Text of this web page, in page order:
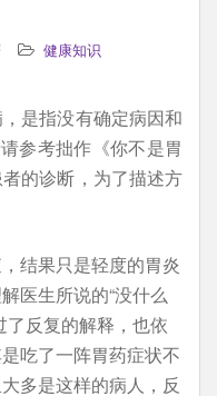
健康知识
是指没有确定病因和
参考拙作《你不是胃
的诊断，为了描述方
结果只是轻度的胃炎
医生所说的“没什么
了反复的解释，也依
吃了一阵胃药症状不
多是这样的病人，反